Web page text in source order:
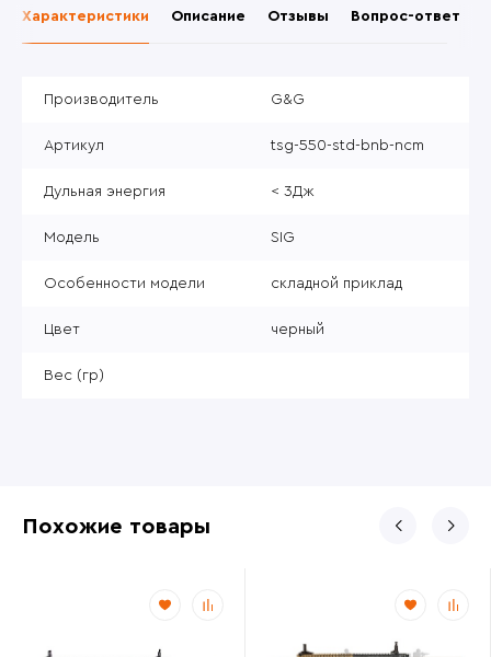
Характеристики Описание Отзывы Вопрос-ответ
Производитель G&G
Артикул tsg-550-std-bnb-ncm
Дульная энергия < 3Дж
Модель SIG
Особенности модели складной приклад
Цвет черный
Вес (гр)
Похожие товары